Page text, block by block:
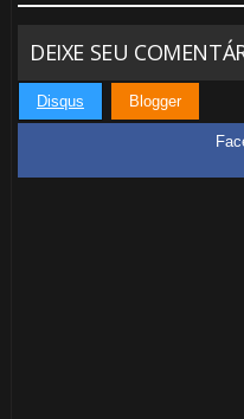
DEIXE SEU
Disqus Blogger